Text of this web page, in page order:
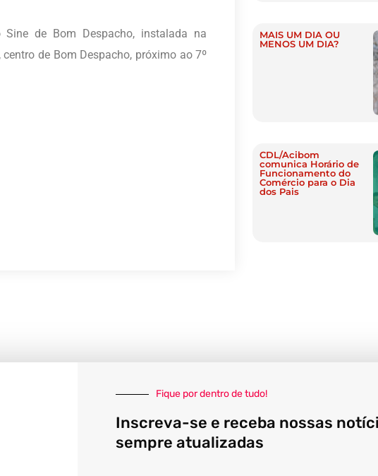
de Bom Despacho, instalada na
de Bom Despacho, próximo ao 7º
MAIS UM DIA OU
MENOS UM DIA?
CDL/Acibom
comunica Horário de
Funcionamento do
Comércio para o Dia
dos Pais
Fique por dentro de tudo!
Inscreva-se e receba nossas
sempre atualizadas